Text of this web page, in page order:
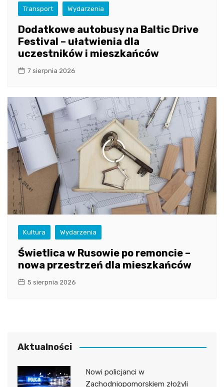
Transport Wydarzenia
Dodatkowe autobusy na Baltic Drive
Festival – ułatwienia dla
uczestników i mieszkańców
7 sierpnia 2026
Kultura Wydarzenia
Świetlica w Rusowie po remoncie –
nowa przestrzeń dla mieszkańców
5 sierpnia 2026
Aktualności
Nowi policjanci w
Zachodniopomorskiem złożyli